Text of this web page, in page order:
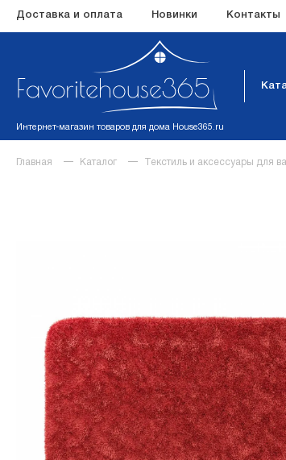
Интернет-магазин товаров для дома House365.ru
Доставка и оплата Новинки Контакты
Главная Каталог Текстиль и аксессуары для